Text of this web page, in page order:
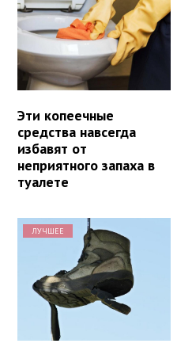
Эти копеечные
средства навсегда
избавят от
неприятного запаха в
туалете
ЛУЧШЕЕ